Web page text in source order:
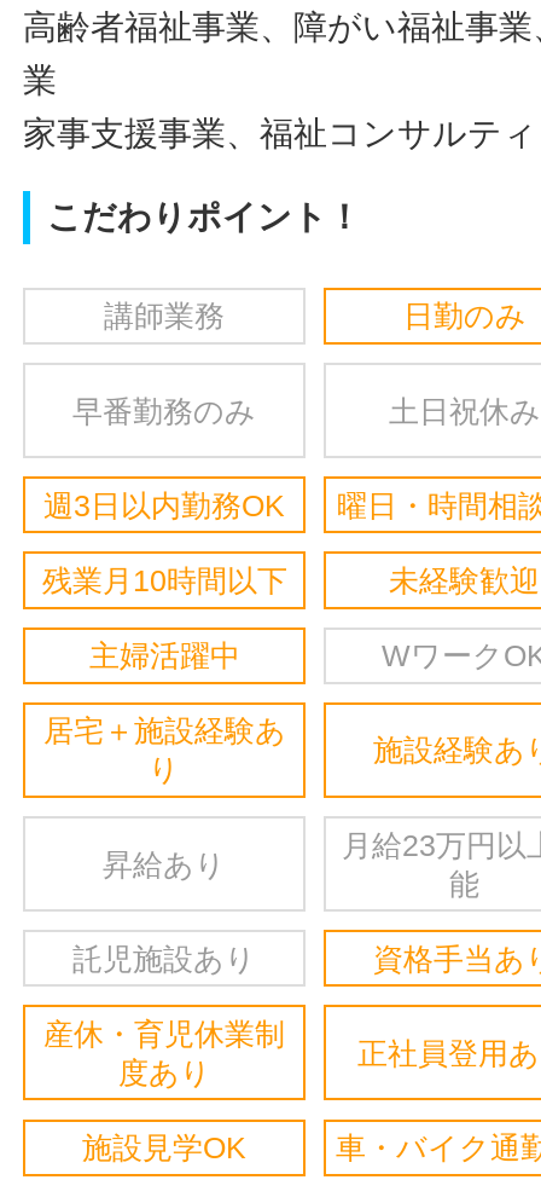
高齢者福祉事業、障がい福祉事
業
家事支援事業、福祉コンサルテ
こだわりポイント！
講師業務 日勤のみ
早番勤務のみ 土日祝休み
週3日以内勤務OK 曜日・時間相
残業月10時間以下 未経験歓迎
主婦活躍中 Wワーク
居宅＋施設経験あ
り
施設経験あ
昇給あり
月給23万円以
能
託児施設あり 資格手当あ
産休・育児休業制
度あり
正社員登用
施設見学OK 車・バイク通